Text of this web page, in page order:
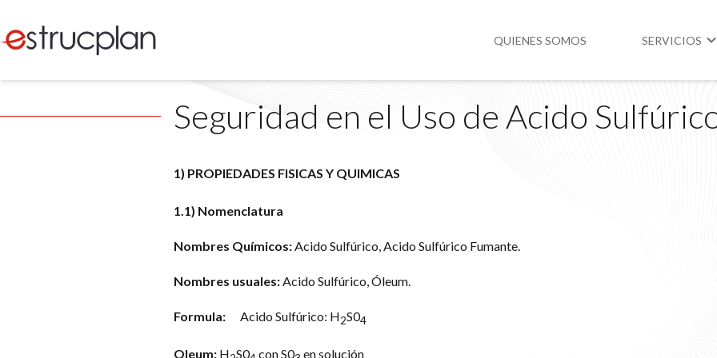
QUIENES SOMOS SERVICIOS
Higiene y
Seguridad en el Uso de Acido
1) PROPIEDADES FISICAS Y QUIMICAS
1.1) Nomenclatura
Nombres Químicos:Acido Sulfúrico, Acido Sulfúrico Fumante.
Nombres usuales:Acido Sulfúrico, Óleum.
Formula:Acido Sulfúrico: H2S04
Oleum: H S0 con S0 en solución